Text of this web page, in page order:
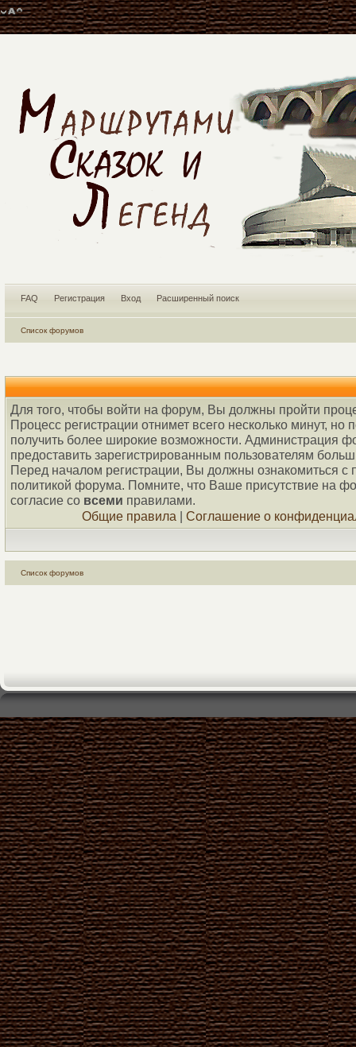
FAQ Регистрация Вход Расширенный поиск
Список форумов
Для того, чтобы войти на форум, Вы должны пройти
Процесс регистрации отнимет всего несколько минут, но
получить более широкие возможности. Администрация
предоставить зарегистрированным пользователям
Перед началом регистрации, Вы должны ознакомиться с
политикой форума. Помните, что Ваше присутствие на
согласие со всеми правилами.
Общие правила | Соглашение о
Список форумов